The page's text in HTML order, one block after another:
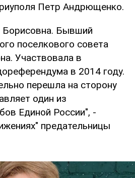
Петр Андрющенко.
Бывший
поселкового совета
Участвовала в
в 2014 году.
перешла на сторону
один из
Единой России", -
предательницы